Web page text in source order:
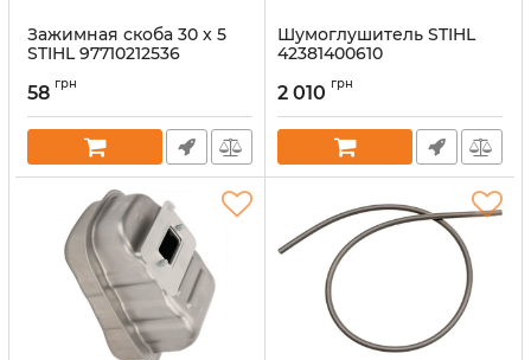
Зажимная скоба 30 x 5
STIHL 97710212536
58 грн
Шумоглушитель STIHL
42381400610
2 010 грн